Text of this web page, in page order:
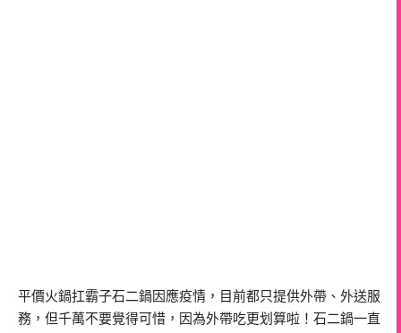
平價火鍋扛霸子石二鍋因應疫情，目前都只提供外帶、外送服
務，但千萬不要覺得可惜，因為外帶吃更划算啦！石二鍋一直